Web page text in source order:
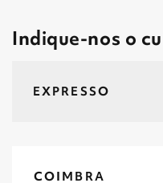
Indique-nos o
COIMBRA